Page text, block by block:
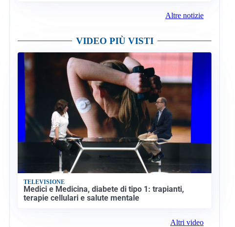
Altre notizie
VIDEO PIÙ VISTI
TELEVISIONE
Medici e Medicina, diabete di tipo 1: trapianti,
terapie cellulari e salute mentale
Altri video